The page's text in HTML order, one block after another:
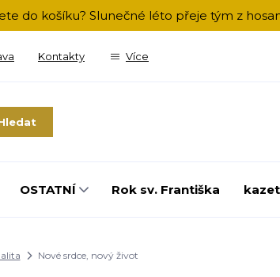
do košíku? Slunečné léto přeje tým z
Kontakty Více
OSTATNÍ Rok sv. Františka
Nové srdce, nový život